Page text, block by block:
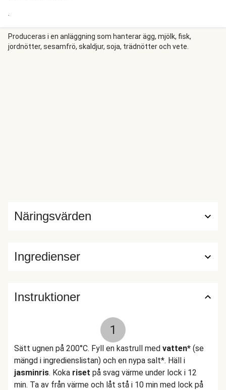
.
Produceras i en anläggning som hanterar ägg, mjölk, fisk,
jordnötter, sesamfrö, skaldjur, soja, trädnötter och vete.
Ingredienser
Näringsvärden
Instruktioner
1
Sätt ugnen på 200°C. Fyll en kastrull med vatten* (se
mängd i ingredienslistan) och en nypa salt*. Häll i
jasminris. Koka riset på svag värme under lock i 12
min. Ta av från värme och låt stå i 10 min med lock på